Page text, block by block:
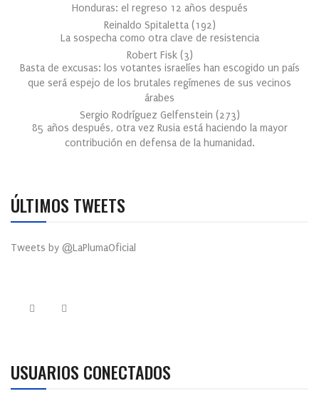
Honduras: el regreso 12 años después
Reinaldo Spitaletta (192)
La sospecha como otra clave de resistencia
Robert Fisk (3)
Basta de excusas: los votantes israelíes han escogido un país
que será espejo de los brutales regímenes de sus vecinos
árabes
Sergio Rodríguez Gelfenstein (273)
85 años después, otra vez Rusia está haciendo la mayor
contribución en defensa de la humanidad.
ÚLTIMOS TWEETS
Tweets by @LaPlumaOficial
USUARIOS CONECTADOS